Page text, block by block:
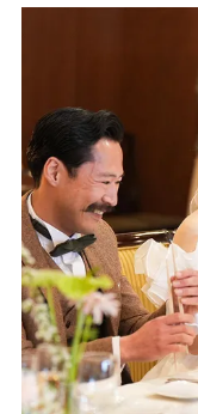
「おふたりらしさ」を
好きなものや思い出
まるでプライベート
とときを演出。
他では味わえない、圧
す。